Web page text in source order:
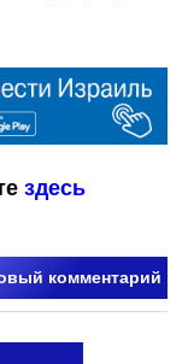
здесь
комментарий